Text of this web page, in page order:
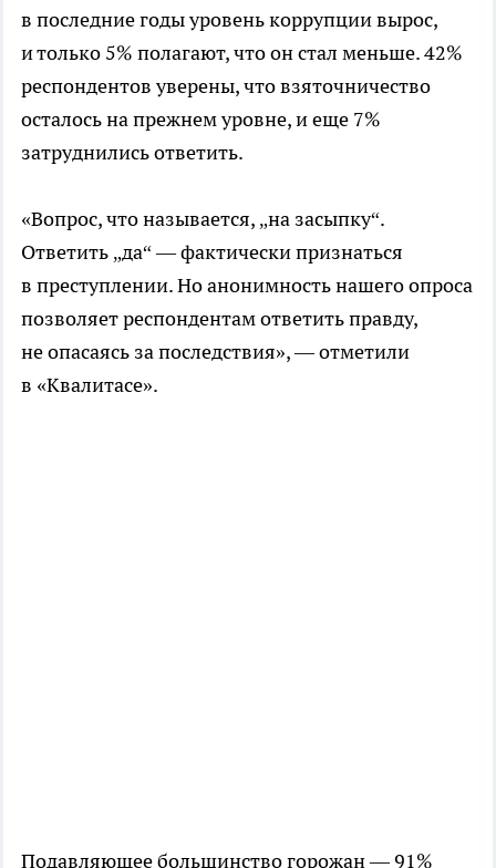
в последние годы уровень коррупции вырос,
и только 5% полагают, что он стал меньше. 42%
респондентов уверены, что взяточничество
осталось на прежнем уровне, и еще 7%
затруднились ответить.
«Вопрос, что называется, „на засыпку“.
Ответить „да“ — фактически признаться
в преступлении. Но анонимность нашего опроса
позволяет респондентам ответить правду,
не опасаясь за последствия», — отметили
в «Квалитасе».
Подавляющее большинство горожан — 91%